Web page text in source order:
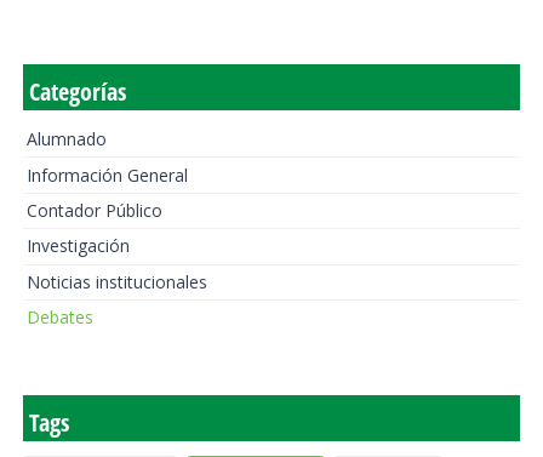
Categorías
Alumnado
Información General
Contador Público
Investigación
Noticias institucionales
Debates
Tags